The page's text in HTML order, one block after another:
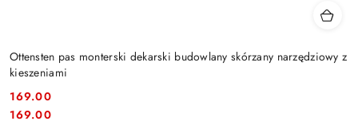
Ottensten pas monterski dekarski budowlany skórzany narzędziowy z
kieszeniami
Cena:
169.00
Cena:
169.00